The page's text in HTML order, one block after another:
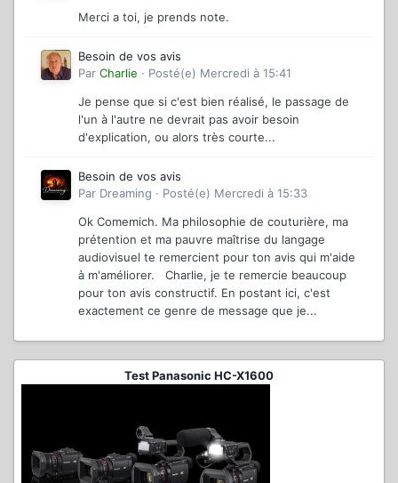
Merci a toi, je prends note.
Besoin de vos avis
Par Charlie · Posté(e) Mercredi à 15:41
Je pense que si c'est bien réalisé, le passage de
l'un à l'autre ne devrait pas avoir besoin
d'explication, ou alors très courte...
Besoin de vos avis
Par Dreaming · Posté(e) Mercredi à 15:33
Ok Comemich. Ma philosophie de couturière, ma
prétention et ma pauvre maîtrise du langage
audiovisuel te remercient pour ton avis qui m'aide
à m'améliorer. Charlie, je te remercie beaucoup
pour ton avis constructif. En postant ici, c'est
exactement ce genre de message que je...
Test Panasonic HC-X1600